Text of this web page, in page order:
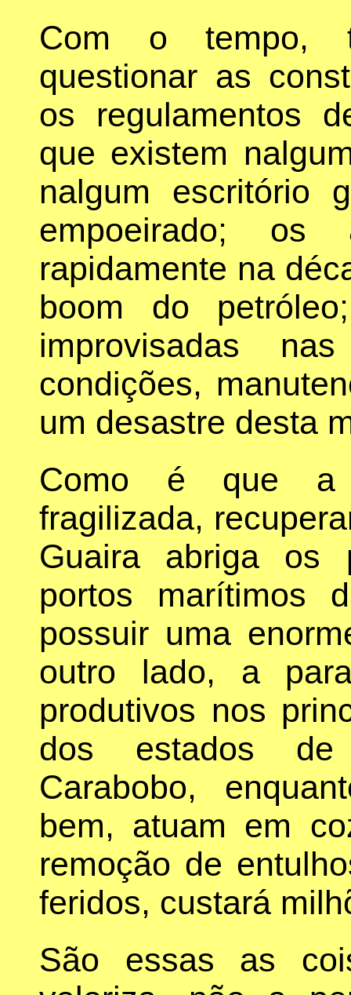
Com o tempo,
questionar as
os regulamentos
que existem
nalgum escritório
empoeirado; os
rapidamente na
boom do
improvisadas
condições,
um desastre desta
Como é que a
fragilizada,
Guaira abriga os
portos marítimos
possuir uma
outro lado, a
produtivos nos
dos estados
Carabobo,
bem, atuam em
remoção de
feridos, custará
São essas as